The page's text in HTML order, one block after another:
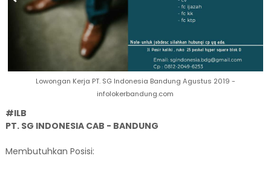
Lowongan Kerja PT. SG Indonesia Bandung Agustus 2019 -
infolokerbandung.com
#ILB
PT. SG INDONESIA CAB - BANDUNG
Membutuhkan Posisi: